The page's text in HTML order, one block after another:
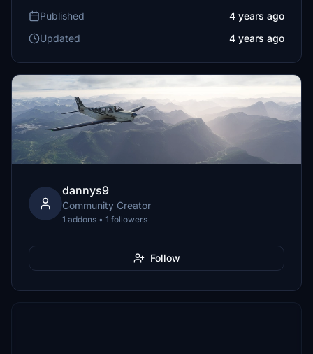
Published
4 years ago
Updated
4 years ago
dannys9
Community Creator
1 addons • 1 followers
Follow